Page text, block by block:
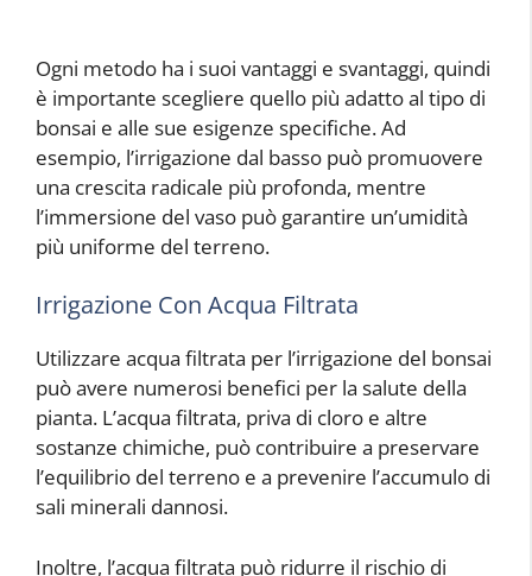
Ogni metodo ha i suoi vantaggi e svantaggi, quindi
è importante scegliere quello più adatto al tipo di
bonsai e alle sue esigenze specifiche. Ad
esempio, l’irrigazione dal basso può promuovere
una crescita radicale più profonda, mentre
l’immersione del vaso può garantire un’umidità
più uniforme del terreno.
Irrigazione Con Acqua Filtrata
Utilizzare acqua filtrata per l’irrigazione del bonsai
può avere numerosi benefici per la salute della
pianta. L’acqua filtrata, priva di cloro e altre
sostanze chimiche, può contribuire a preservare
l’equilibrio del terreno e a prevenire l’accumulo di
sali minerali dannosi.
Inoltre, l’acqua filtrata può ridurre il rischio di